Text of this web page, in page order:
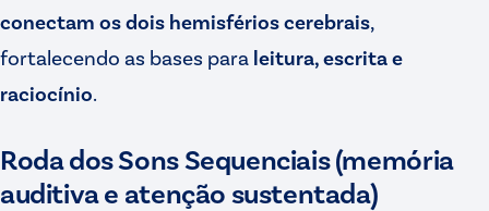
conectam os dois hemisférios cerebrais,
fortalecendo as bases para leitura, escrita e
raciocínio.
Roda dos Sons Sequenciais (memória
auditiva e atenção sustentada)